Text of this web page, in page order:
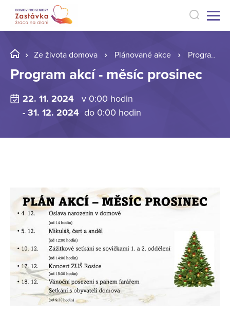
Ze života domova Plánované akce Program akcí - měsíc prosinec
Program akcí - měsíc prosinec
22. 11. 2024
v 0:00 hodin
- 31. 12. 2024 do 0:00 hodin